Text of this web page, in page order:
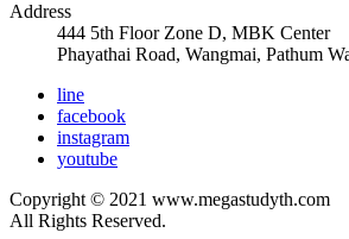
Address
444 5th Floor Zone D, MBK Center
Phayathai Road, Wangmai, Pathum
line
facebook
instagram
youtube
Copyright © 2021 www.megastudyth.com
All Rights Reserved.